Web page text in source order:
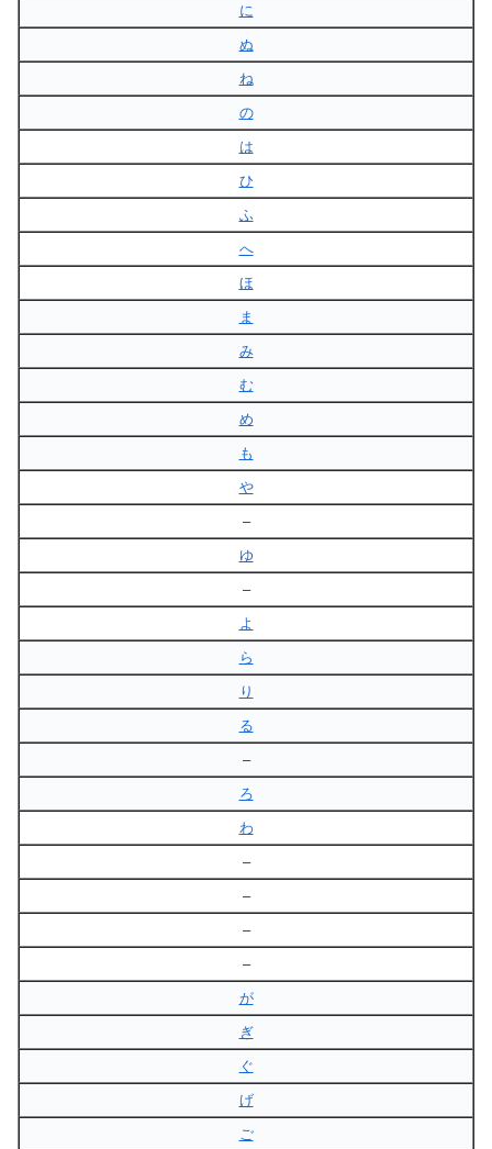
に
ぬ
ね
の
は
ひ
ふ
へ
ほ
ま
み
む
め
も
や
–
ゆ
–
よ
ら
り
る
–
ろ
わ
–
–
–
–
が
ぎ
ぐ
げ
ご